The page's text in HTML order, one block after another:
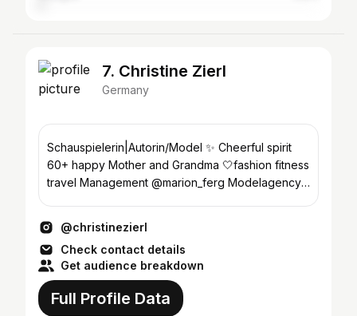
7. Christine Zierl
Germany
Schauspielerin|Autorin/Model ✨ Cheerful spirit
60+ happy Mother and Grandma 🤍fashion fitness
travel Management @marion_ferg Modelagency
@christinezierl
Check contact details
Get audience breakdown
Full Profile Data